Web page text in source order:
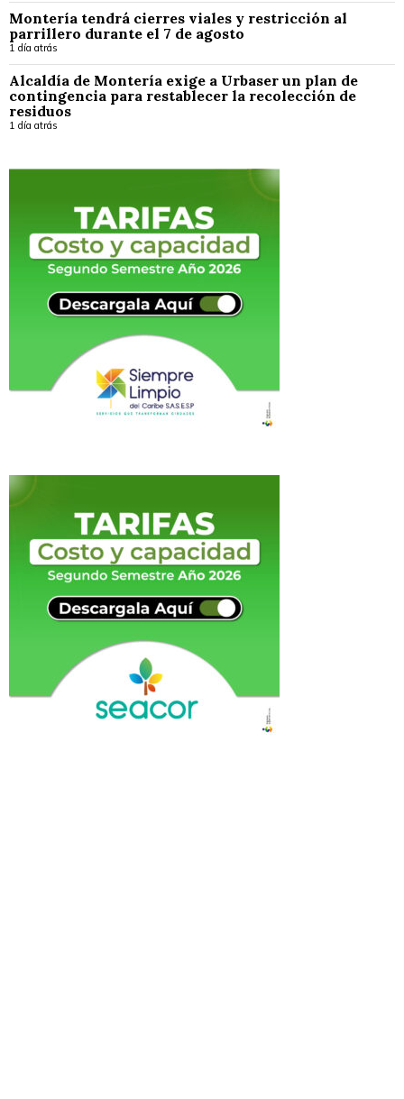
Montería tendrá cierres viales y restricción al
parrillero durante el 7 de agosto
1 día atrás
Alcaldía de Montería exige a Urbaser un plan de
contingencia para restablecer la recolección de
residuos
1 día atrás